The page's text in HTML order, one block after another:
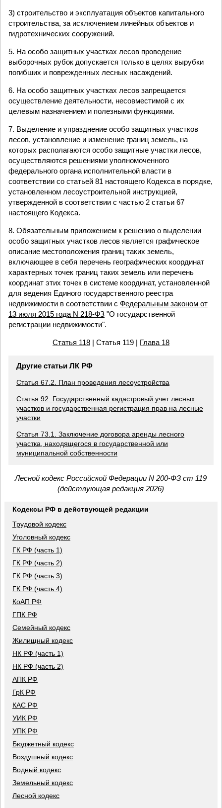
3) строительство и эксплуатация объектов капитального
строительства, за исключением линейных объектов и
гидротехнических сооружений.
5. На особо защитных участках лесов проведение
выборочных рубок допускается только в целях вырубки
погибших и поврежденных лесных насаждений.
6. На особо защитных участках лесов запрещается
осуществление деятельности, несовместимой с их
целевым назначением и полезными функциями.
7. Выделение и упразднение особо защитных участков
лесов, установление и изменение границ земель, на
которых располагаются особо защитные участки лесов,
осуществляются решениями уполномоченного
федерального органа исполнительной власти в
соответствии со статьей 81 настоящего Кодекса в порядке,
установленном лесоустроительной инструкцией,
утвержденной в соответствии с частью 2 статьи 67
настоящего Кодекса.
8. Обязательным приложением к решению о выделении
особо защитных участков лесов является графическое
описание местоположения границ таких земель,
включающее в себя перечень географических координат
характерных точек границ таких земель или перечень
координат этих точек в системе координат, установленной
для ведения Единого государственного реестра
недвижимости в соответствии с Федеральным законом от
13 июля 2015 года N 218-ФЗ "О государственной
регистрации недвижимости".
Статья 118| Статья 119 | Глава 18
Другие статьи ЛК РФ
Статья 67.2. План проведения лесоустройства
Статья 92. Государственный кадастровый учет лесных
участков и государственная регистрация прав на лесные
участки
Статья 73.1. Заключение договора аренды лесного
участка, находящегося в государственной или
муниципальной собственности
Лесной кодекс Российской Федерации N 200-ФЗ ст 119
(действующая редакция 2026)
Кодексы РФ в действующей редакции
Трудовой кодекс
Уголовный кодекс
ГК РФ (часть 1)
ГК РФ (часть 2)
ГК РФ (часть 3)
ГК РФ (часть 4)
КоАП РФ
ГПК РФ
Семейный кодекс
Жилищный кодекс
НК РФ (часть 1)
НК РФ (часть 2)
АПК РФ
ГрК РФ
КАС РФ
УИК РФ
УПК РФ
Бюджетный кодекс
Воздушный кодекс
Водный кодекс
Земельный кодекс
Лесной кодекс